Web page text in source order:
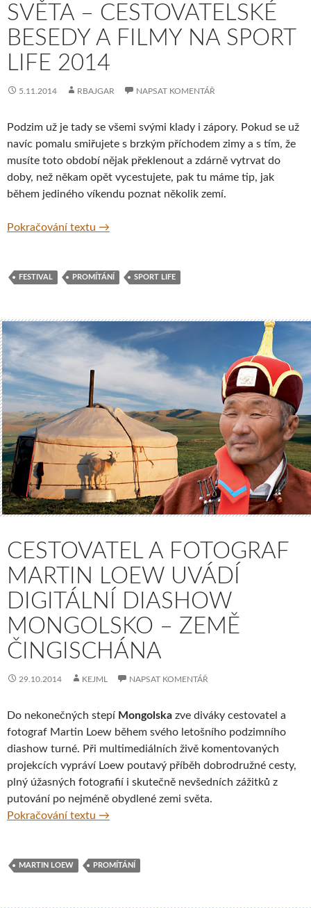
SVĚTA – CESTOVATELSKÉ
BESEDY A FILMY NA SPORT
LIFE 2014
5.11.2014 RBAJGAR NAPSAT KOMENTÁŘ
Podzim už je tady se všemi svými klady i zápory. Pokud se už
navíc pomalu smiřujete s brzkým příchodem zimy a s tím, že
musíte toto období nějak překlenout a zdárně vytrvat do
doby, než někam opět vycestujete, pak tu máme tip, jak
během jediného víkendu poznat několik zemí.
Pokračování textu Z Brna až na konec světa – cestovatelské
→
FESTIVAL PROMÍTÁNÍ SPORT LIFE
CESTOVATEL A FOTOGRAF
MARTIN LOEW UVÁDÍ
DIGITÁLNÍ DIASHOW
MONGOLSKO – ZEMĚ
ČINGISCHÁNA
29.10.2014 KEJML NAPSAT KOMENTÁŘ
Do nekonečných stepí Mongolska zve diváky cestovatel a
fotograf Martin Loew během svého letošního podzimního
diashow turné. Při multimediálních živě komentovaných
projekcích vypráví Loew poutavý příběh dobrodružné cesty,
plný úžasných fotografií i skutečně nevšedních zážitků z
putování po nejméně obydlené zemi světa.
Pokračování textu Cestovatel a fotograf Martin Loew uvádí
→
MARTIN LOEW PROMÍTÁNÍ